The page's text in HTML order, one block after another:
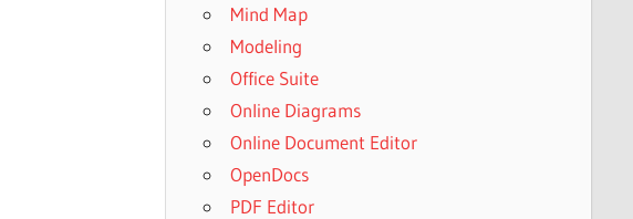
Mind Map
Modeling
Office Suite
Online Diagrams
Online Document Editor
OpenDocs
PDF Editor